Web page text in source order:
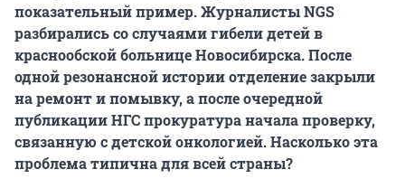
показательный пример. Журналисты NGS
разбирались со случаями гибели детей в
краснообской больнице Новосибирска. После
одной резонансной истории отделение закрыли
на ремонт и помывку, а после очередной
публикации НГС прокуратура начала проверку,
связанную с детской онкологией. Насколько эта
проблема типична для всей страны?